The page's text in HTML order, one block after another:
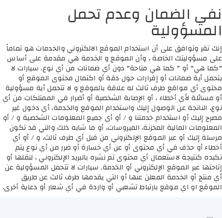
نفي الضمان وعدم تحمل
المسؤولية
إنك تقر وتوافق على أن استخدام الموقع الالكتروني والخدمات هو تماماً
على مسؤوليتك الخاصة ، وأن الموقع و الخدمة هي مقدمة على أساس
"كما هي" أو " كما هي متاحة" دون أي ضمانات من أي نوع. سيارات لا
يتحمل أية ضمانات أو إقرارات حول دقة أو اكتمال محتوى الموقع أو
محتوى أي مواقع طرف ثالث له علاقة بالموقع و لا تتحمل أية مسؤولية
أو مسائلة لأي أخطاء ، أو الإصابة الشخصية أو أضرار في الممتلكات من أي
نوع، الناتجة عن الوصول إليك واستخدام الموقع والخدمة، أي دخول غير
مصرح إليك أو استخدام خدمتنا و / أو أي جميع المعلومات الشخصية و / أو
المعلومات المالية المخزنة، الفيروسات، أو ما شابه ذلك والتي قد تكون
مرسلة إليك أو عبر الموقع الإلكتروني من قبل أي طرف ثالث، و / أو أي
أخطاء أو حذف في أي محتوى أو عن أي خسارة أو ضرر من أي نوع يتم
تكبده كنتيجة لاستعمال أي محتوى تم نشره بالبريد الإلكتروني ، لنقلها أو
إتاحتها عبر الموقع الإلكتروني أو الخدمة. سيارات لا تتحمل المسؤولية عن
أي منتج أو الخدمة المعلن عنها أو التي يقدمها طرف ثالث عن طريق
الموقع او اي موقع بارتباط تشعبي أو واردة في أي شعار أو دعاية أخرى.